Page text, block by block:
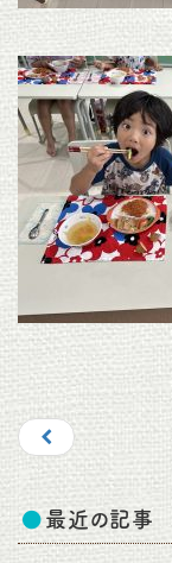
最近の記事